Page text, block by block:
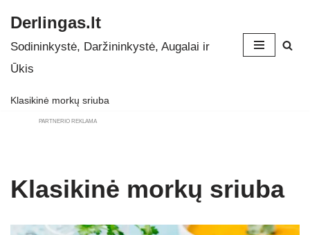
Skip
to
Derlingas.lt
Sodininkystė, Daržininkystė, Augalai ir
Ūkis
Klasikinė morkų sriuba
PARTNERIO REKLAMA
Klasikinė morkų sriuba